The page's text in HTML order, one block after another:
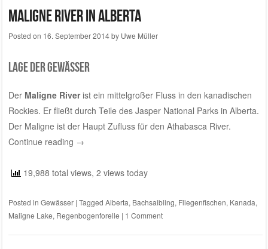
Maligne River in Alberta
Posted on 16. September 2014by Uwe Müller
Lage der Gewässer
Der Maligne Riverist ein mittelgroßer Fluss in den kanadischen
Rockies. Er fließt durch Teile des Jasper National Parks in Alberta.
Der Maligne ist der Haupt Zufluss für den Athabasca River.
Continue reading →
19,988 total views, 2 views today
Posted in Gewässer | Tagged Alberta, Bachsaibling, Fliegenfischen, Kanada,
Maligne Lake, Regenbogenforelle | 1 Comment